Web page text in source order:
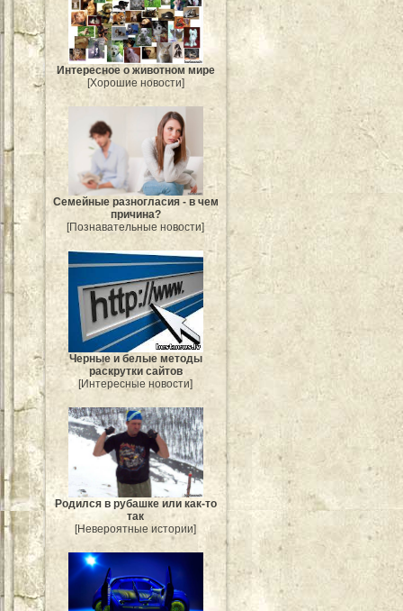
Интересное о животном мире
[Хорошие новости]
Семейные разногласия - в чем
причина?
[Познавательные новости]
Черные и белые методы
раскрутки сайтов
[Интересные новости]
Родился в рубашке или как-то
так
[Невероятные истории]